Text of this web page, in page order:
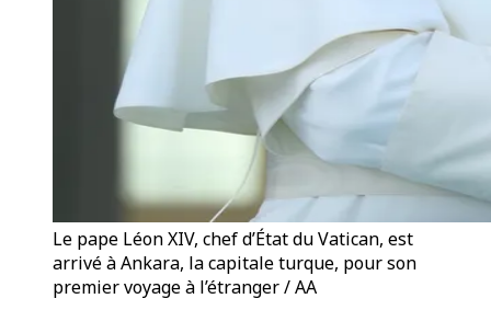
Le pape Léon XIV, chef d’État du Vatican, est
arrivé à Ankara, la capitale turque, pour son
premier voyage à l’étranger / AA